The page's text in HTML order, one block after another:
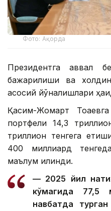
Фото: Ақорда
Президентга аввал
бажарилиши ва
асосий йўналишлари
Қасим-Жомарт
портфели 14,3
триллион тенгега
400 миллиард
маълум қилинди.
— 2025 йил
кўмагида 77,5
навбатда